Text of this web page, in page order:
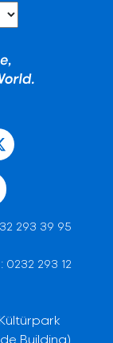
293 39 95
0232 293 12
Building)